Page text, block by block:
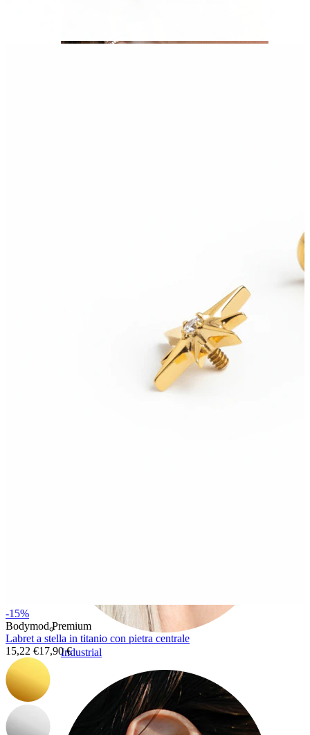
Industrial
-15%
Bodymod Premium
Labret a stella in titanio con pietra centrale
15,22 €17,90 €